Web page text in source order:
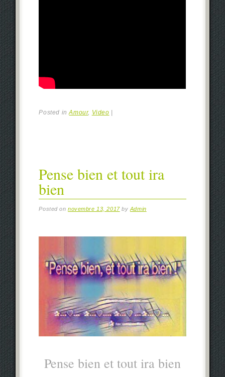
Posted inAmour, Video
Pense bien et tout ira
bien
Posted onnovembre 13, 2017 by Admin
Pense bien et tout ira bien